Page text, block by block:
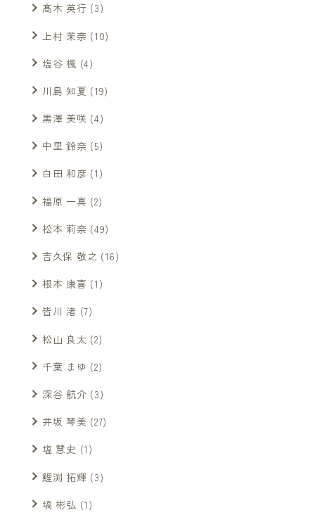
髙木 英行 (3)
上村 茉奈 (10)
塩谷 楓 (4)
川島 知夏 (19)
黒澤 美咲 (4)
中里 鈴奈 (5)
白田 和彦 (1)
福原 一真 (2)
松本 莉奈 (49)
吉久保 敬之 (16)
根本 康喜 (1)
皆川 渚 (7)
松山 良太 (2)
千葉 まゆ (2)
深谷 航介 (3)
井坂 琴美 (27)
塩 慧史 (1)
鯉渕 拓輝 (3)
塙 彬弘 (1)